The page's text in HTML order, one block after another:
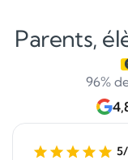
Parents,
96%